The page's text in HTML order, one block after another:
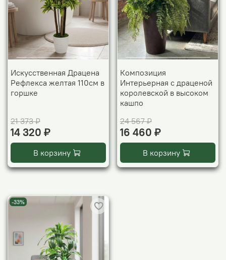
Искусственная Драцена
Рефлекса желтая 110см в
горшке
21 373 ₽
14 320 ₽
В корзину
Композиция
Интерьерная с драценой
королевской в высоком
кашпо
24 567 ₽
16 460 ₽
В корзину
-33%